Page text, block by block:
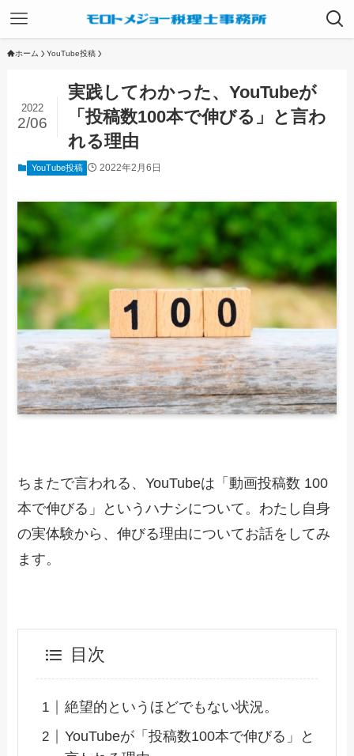
ホーム YouTube投稿
実践してわかった、YouTubeが
「投稿数100本で伸びる」と言わ
れる理由
2022
2/06
YouTube投稿 2022年2月6日
ちまたで言われる、YouTubeは「動画投稿数 100
本で伸びる」というハナシについて。わたし自身
の実体験から、伸びる理由についてお話をしてみ
ます。
目次
絶望的というほどでもない状況。
YouTubeが「投稿数100本で伸びる」と